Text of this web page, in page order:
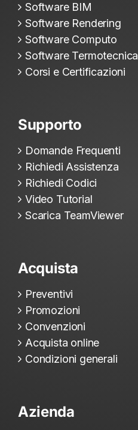
Software BIM
Software Rendering
Software Computo
Software Termotecnica
Corsi e Certificazioni
Supporto
Domande Frequenti
Richiedi Assistenza
Richiedi Codici
Video Tutorial
Scarica TeamViewer
Acquista
Preventivi
Promozioni
Convenzioni
Acquista online
Condizioni generali
Azienda